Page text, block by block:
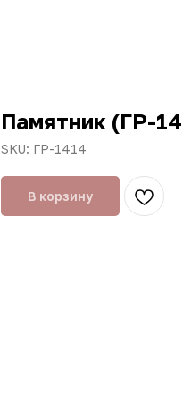
Памятник (ГР-
SKU: ГР-1414
В корзину